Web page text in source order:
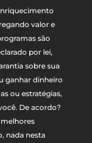
valor e
são
por lei,
sobre sua
ganhar dinheiro
ou estratégias,
De acordo?
nada nesta